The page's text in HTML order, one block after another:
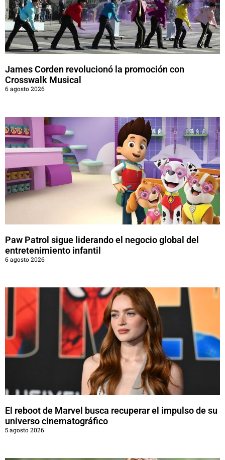
James Corden revolucionó la promoción con
Crosswalk Musical
6 agosto 2026
Paw Patrol sigue liderando el negocio global del
entretenimiento infantil
6 agosto 2026
El reboot de Marvel busca recuperar el impulso de su
universo cinematográfico
5 agosto 2026